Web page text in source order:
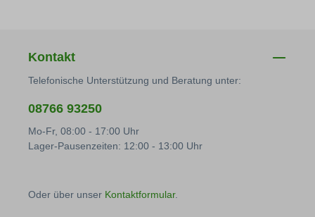
Kontakt
Telefonische Unterstützung und Beratung unter:
08766 93250
Mo-Fr, 08:00 - 17:00 Uhr
Lager-Pausenzeiten: 12:00 - 13:00 Uhr
Oder über unser Kontaktformular.